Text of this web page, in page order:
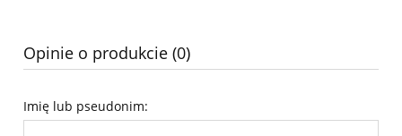
Opinie o produkcie (0)
Imię lub pseudonim: